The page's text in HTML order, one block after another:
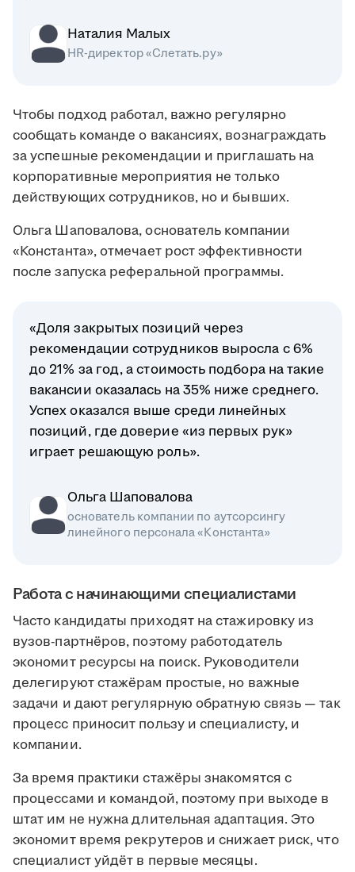
Наталия Малых
HR-директор «Слетать.ру»
Чтобы подход работал, важно регулярно
сообщать команде о вакансиях, вознаграждать
за успешные рекомендации и приглашать на
корпоративные мероприятия не только
действующих сотрудников, но и бывших.
Ольга Шаповалова, основатель компании
«Константа», отмечает рост эффективности
после запуска реферальной программы.
«Доля закрытых позиций через
рекомендации сотрудников выросла с 6%
до 21% за год, а стоимость подбора на такие
вакансии оказалась на 35% ниже среднего.
Успех оказался выше среди линейных
позиций, где доверие «из первых рук»
играет решающую роль».
Ольга Шаповалова
основатель компании по аутсорсингу
линейного персонала «Константа»
Работа с начинающими специалистами
Часто кандидаты приходят на стажировку из
вузов-партнёров, поэтому работодатель
экономит ресурсы на поиск. Руководители
делегируют стажёрам простые, но важные
задачи и дают регулярную обратную связь — так
процесс приносит пользу и специалисту, и
компании.
За время практики стажёры знакомятся с
процессами и командой, поэтому при выходе в
штат им не нужна длительная адаптация. Это
экономит время рекрутеров и снижает риск, что
специалист уйдёт в первые месяцы.